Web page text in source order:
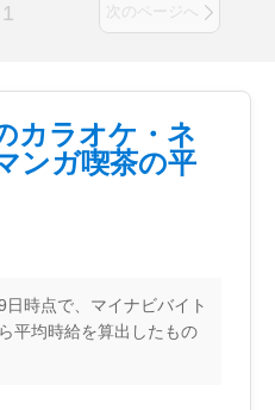
1 次のページへ
カラオケ・ネ
ンガ喫茶の平
時点で、マイナビバイト
平均時給を算出したもの